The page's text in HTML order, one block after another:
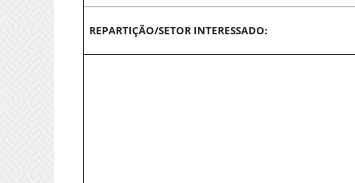
REPARTIÇÃO/SETOR INTERESSADO: